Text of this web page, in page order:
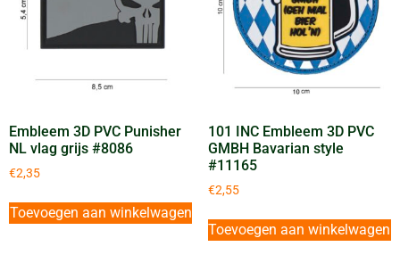
Embleem 3D PVC Punisher
NL vlag grijs #8086
€2,35
Toevoegen aan winkelwagen
101 INC Embleem 3D PVC
GMBH Bavarian style
#11165
€2,55
Toevoegen aan winkelwagen